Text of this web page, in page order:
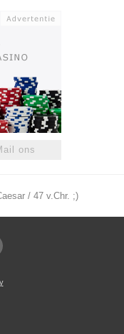
ons
/ 47 v.Chr. ;)